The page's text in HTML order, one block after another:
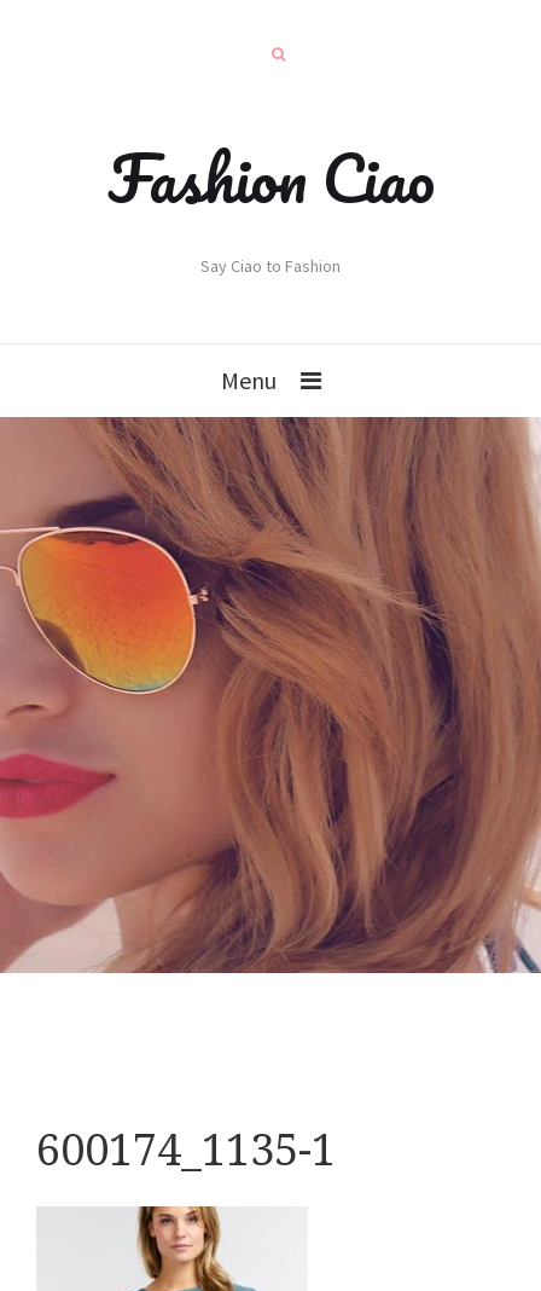
Fashion Ciao
Say Ciao to Fashion
Menu
600174_1135-1